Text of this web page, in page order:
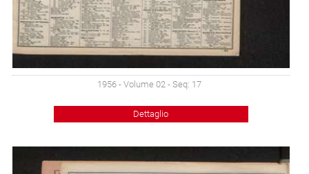
1956 - Volume 02 - Seq: 17
Dettaglio